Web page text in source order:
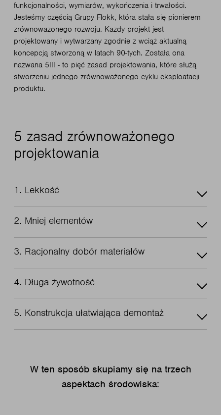
funkcjonalności, wymiarów, wykończenia i trwałości.
Jesteśmy częścią Grupy Flokk, która stała się pionierem
zrównoważonego rozwoju. Każdy projekt jest
projektowany i wytwarzany zgodnie z wciąż aktualną
koncepcją stworzoną w latach 90-tych. Została ona
nazwana 5III - to pięć zasad projektowania, które służą
stworzeniu jednego zrównoważonego cyklu eksploatacji
produktu.
5 zasad zrównoważonego
projektowania
1. Lekkość
2. Mniej elementów
3. Racjonalny dobór materiałów
4. Długa żywotność
5. Konstrukcja ułatwiająca demontaż
W ten sposób skupiamy się na trzech
aspektach środowiska: